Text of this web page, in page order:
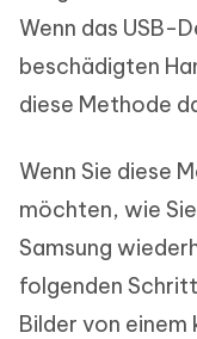
Wenn das USB-
beschädigten
diese Methode
Wenn Sie diese
möchten, wie
Samsung
folgenden
Bilder von einem